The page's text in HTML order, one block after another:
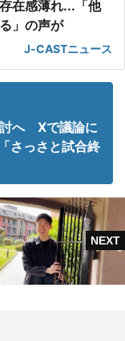
在感薄れ...「他
」の声が
J-CASTニュース
討へ Xで議論に
さっさと試合終